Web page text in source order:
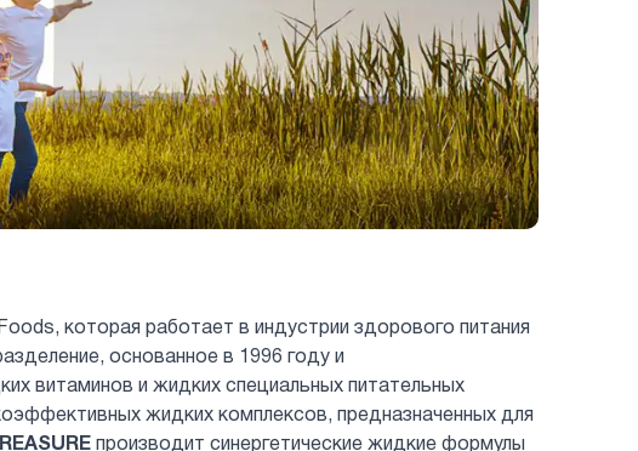
которая работает в индустрии здорового питания
основанное в 1996 году и
витаминов и жидких специальных питательных
жидких комплексов, предназначенных для
производит синергетические жидкие формулы